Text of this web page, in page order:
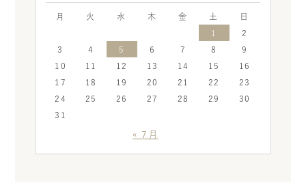
月 火 水 木 金 土
日
1
2
3
4 5 6 7 8
9
10
11 12 13 14 15
16
17
18 19 20 21 22
23
24
25 26 27 28 29
30
31
« 7月